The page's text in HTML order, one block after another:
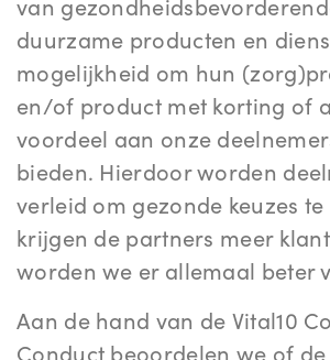
duurzame producten en
mogelijkheid om hun
en/of product met korting of
voordeel aan onze
bieden. Hierdoor worden
verleid om gezonde keuzes te
krijgen de partners meer
worden we er allemaal beter
Aan de hand van de Vital10
Conduct beoordelen we of